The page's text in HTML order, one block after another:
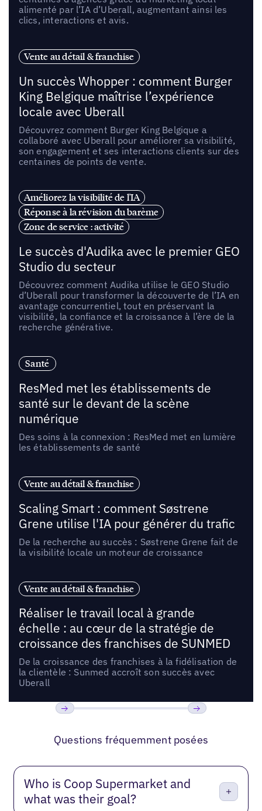
alimenté par l’IA d’Uberall, augmentant ainsi les
clics, interactions et avis.
Vente au détail & franchise
Un succès Whopper : comment Burger
King Belgique maîtrise l’expérience
locale avec Uberall
Découvrez comment Burger King Belgique a
collaboré avec Uberall pour améliorer sa visibilité,
son engagement et ses interactions clients sur des
centaines de points de vente.
Améliorez la visibilité de l'IA
Réponse à la révision du barème
Zone de service : activité
Le succès d'Audika avec le premier GEO
Studio du secteur
Découvrez comment Audika utilise le GEO Studio
d’Uberall pour transformer la découverte de l’IA en
avantage concurrentiel, tout en préservant la
visibilité, la confiance et la croissance à l’ère de la
recherche générative.
Santé
ResMed met les établissements de
santé sur le devant de la scène
numérique
Des soins à la connexion : ResMed met en lumière
les établissements de santé
Vente au détail & franchise
Scaling Smart : comment Søstrene
Grene utilise l'IA pour générer du trafic
De la recherche au succès : Søstrene Grene fait de
la visibilité locale un moteur de croissance
Vente au détail & franchise
Réaliser le travail local à grande
échelle : au cœur de la stratégie de
croissance des franchises de SUNMED
De la croissance des franchises à la fidélisation de
la clientèle : Sunmed accroît son succès avec
Uberall
Questions fréquemment posées
Who is Coop Supermarket and
what was their goal?